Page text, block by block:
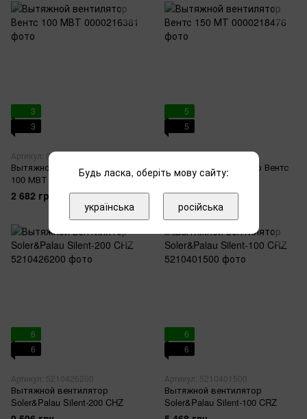
3
3
Артикул: 0000216381
Вытяжной вентилятор Вентс
100 МВТ
2 682 грн
5
5
Артикул: 0000218476
Вытяжной вентилятор Вентс
150 МТ
3 022 грн
6
6
Артикул: 5210426200
Вытяжной вентилятор
Soler&Palau Silent-200 CHZ
6
6
Артикул: 5210401500
Вытяжной вентилятор
Soler&Palau Silent-100 CRZ
Будь ласка, оберіть мову сайту:
українська російська